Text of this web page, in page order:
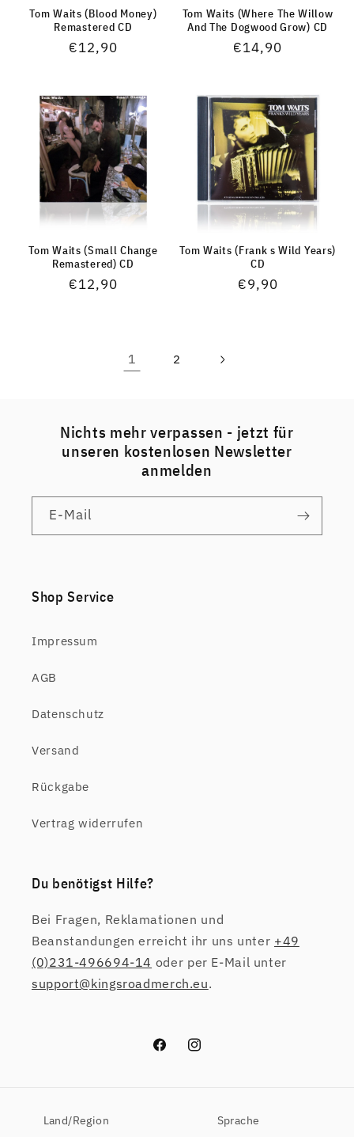
Tom Waits (Blood Money)
Remastered CD
Normaler
€12,90
Tom Waits (Where The Willow
And The Dogwood Grow) CD
Normaler
€14,90
Tom Waits (Small Change
Remastered) CD
Normaler
€12,90
Tom Waits (Frank s Wild Years)
CD
Normaler
€9,90
1 2
Nichts mehr verpassen - jetzt für
unseren kostenlosen Newsletter
anmelden
E-Mail
Shop Service
Impressum
AGB
Datenschutz
Versand
Rückgabe
Vertrag widerrufen
Du benötigst Hilfe?
Bei Fragen, Reklamationen und
Beanstandungen erreicht ihr uns unter +49
(0)231-496694-14 oder per E-Mail unter
support@kingsroadmerch.eu.
FacebookInstagram
Land/Region Sprache